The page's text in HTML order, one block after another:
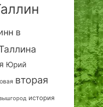
в
Юрий
вторая
история